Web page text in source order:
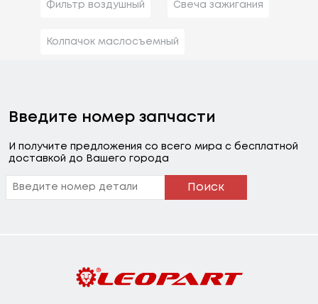
Фильтр воздушный Свеча зажигания
Колпачок маслосъемный
Введите номер запчасти
И получите предложения со всего мира с бесплатной
доставкой до Вашего города
Поиск